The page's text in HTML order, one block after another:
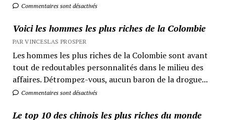
Commentaires sont désactivés
Voici les hommes les plus riches de la Colombie
PAR VINCESLAS PROSPER
Les hommes les plus riches de la Colombie sont avant
tout de redoutables personnalités dans le milieu des
affaires. Détrompez-vous, aucun baron de la drogue...
Commentaires sont désactivés
Le top 10 des chinois les plus riches du monde